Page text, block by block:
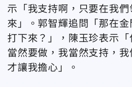
示「我支持啊，只要在我
來」。郭智輝追問「那在
打下來？」，陳玉珍表示
當然要做，我當然支持，
才讓我擔心」。